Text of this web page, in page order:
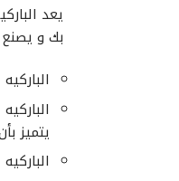
يعد
بك و
يتميز